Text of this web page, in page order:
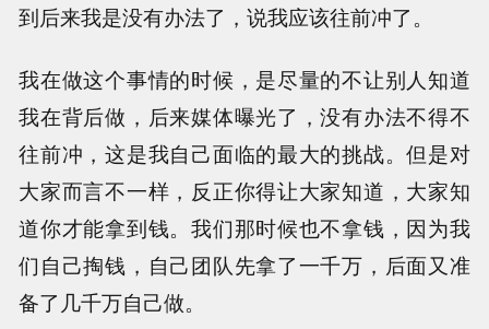
到后来我是没有办法了，说我应该往前冲了。
我在做这个事情的时候，是尽量的不让别人知道
我在背后做，后来媒体曝光了，没有办法不得不
往前冲，这是我自己面临的最大的挑战。但是对
大家而言不一样，反正你得让大家知道，大家知
道你才能拿到钱。我们那时候也不拿钱，因为我
们自己掏钱，自己团队先拿了一千万，后面又准
备了几千万自己做。